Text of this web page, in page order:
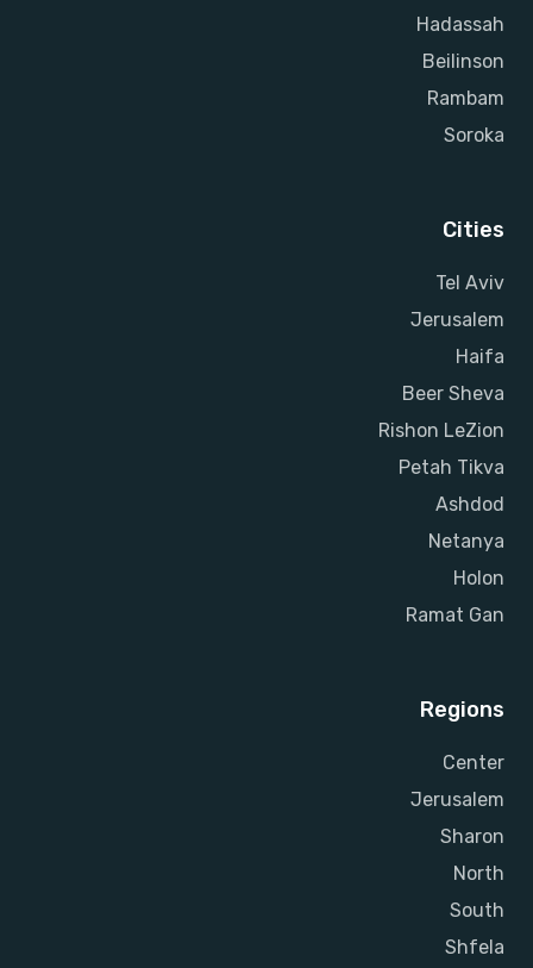
Hadassah
Beilinson
Rambam
Soroka
Cities
Tel Aviv
Jerusalem
Haifa
Beer Sheva
Rishon LeZion
Petah Tikva
Ashdod
Netanya
Holon
Ramat Gan
Regions
Center
Jerusalem
Sharon
North
South
Shfela